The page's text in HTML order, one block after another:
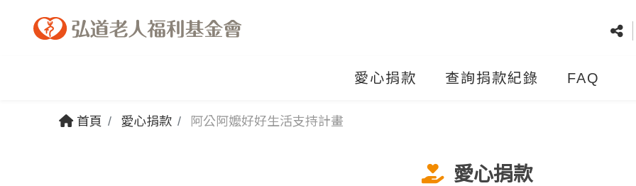
愛心捐款 查詢捐款紀錄 FAQ
首頁 愛心捐款 阿公阿嬤好好生活支持計畫
愛心捐款